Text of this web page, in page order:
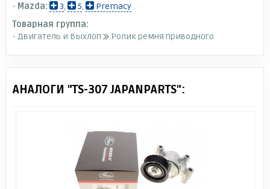
- Mazda: 3, 5,
Premacy
Товарная группа:
- Двигатель и Выхлоп
Ролик ремня приводного
АНАЛОГИ "TS-307 JAPANPARTS":